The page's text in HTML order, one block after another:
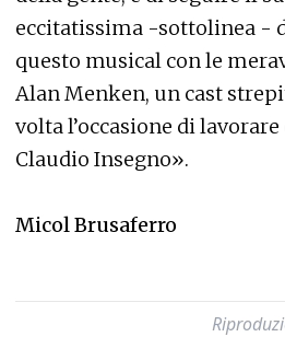
eccitatissima -sottolinea -
questo musical con le
Alan Menken, un cast
volta l’occasione di
Claudio Insegno».
Micol Brusaferro